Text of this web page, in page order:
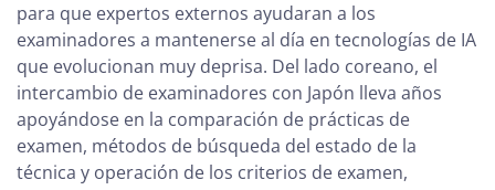
para que expertos externos ayudaran a los
examinadores a mantenerse al día en tecnologías de IA
que evolucionan muy deprisa. Del lado coreano, el
intercambio de examinadores con Japón lleva años
apoyándose en la comparación de prácticas de
examen, métodos de búsqueda del estado de la
técnica y operación de los criterios de examen,